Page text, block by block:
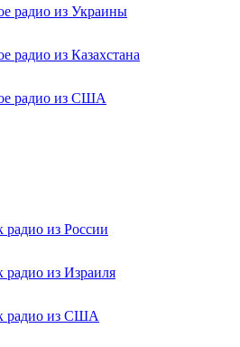
радио из Украины
радио из Казахстана
радио из США
радио из России
радио из Израиля
радио из США